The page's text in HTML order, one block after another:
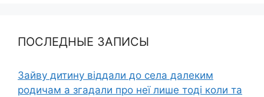
ПОСЛЕДНЫЕ ЗАПИСЫ
Зайву дитину віддали до села далеким
родичам а згадали про неї лише тоді коли та